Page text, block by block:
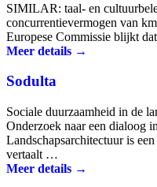
SIMILAR: taal- en
concur­rentie­vermogen van
Europese Commissie blijkt
Meer details →
Sodulta
Sociale duurzaamheid in de
Onderzoek naar een dialoog
Landschapsarchitectuur is
vertaalt …
Meer details →